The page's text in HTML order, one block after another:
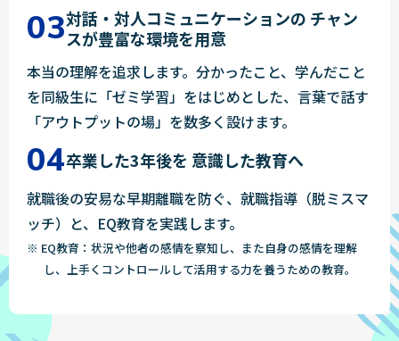
対話・対人コミュニケーションの チャン
スが豊富な環境を用意
本当の理解を追求します。分かったこと、学んだこと
を同級生に「ゼミ学習」をはじめとした、言葉で話す
「アウトプットの場」を数多く設けます。
卒業した3年後を 意識した教育へ
就職後の安易な早期離職を防ぐ、就職指導（脱ミスマ
ッチ）と、EQ教育を実践します。
※ EQ教育：状況や他者の感情を察知し、また自身の感情を理解
し、上手くコントロールして活用する力を養うための教育。